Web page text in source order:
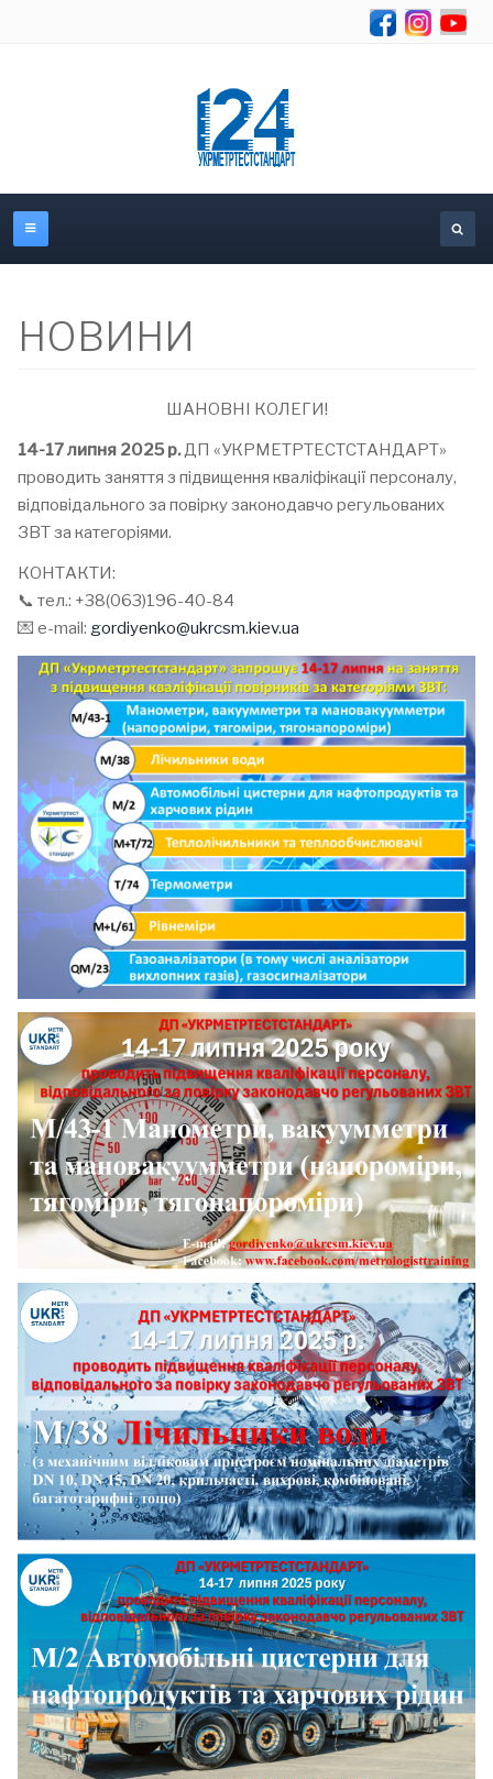
НОВИНИ
ШАНОВНІ КОЛЕГИ!
14-17 липня 2025 р.ДП «УКРМЕТРТЕСТСТАНДАРТ»
проводить заняття з підвищення кваліфікації персоналу,
відповідального за повірку законодавчо регульованих
ЗВТ за категоріями.
КОНТАКТИ:
📞 тел.: +38(063)196-40-84
💌 e-mail: gordiyenko@ukrcsm.kiev.ua